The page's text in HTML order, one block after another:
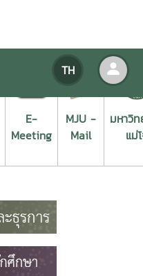
TH
E-
Meeting
MJU -
Mail
มหาวิ
แม่